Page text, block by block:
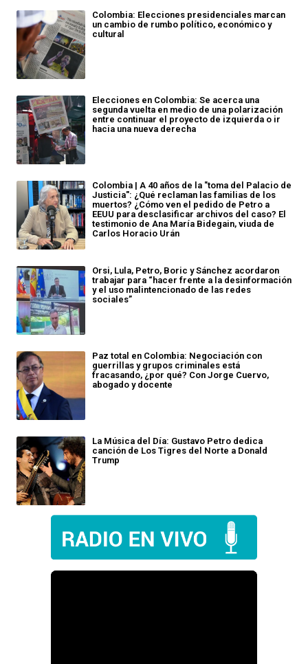
Colombia: Elecciones presidenciales marcan
un cambio de rumbo político, económico y
cultural
Elecciones en Colombia: Se acerca una
segunda vuelta en medio de una polarización
entre continuar el proyecto de izquierda o ir
hacia una nueva derecha
Colombia | A 40 años de la "toma del Palacio de
Justicia": ¿Qué reclaman las familias de los
muertos? ¿Cómo ven el pedido de Petro a
EEUU para desclasificar archivos del caso? El
testimonio de Ana María Bidegain, viuda de
Carlos Horacio Urán
Orsi, Lula, Petro, Boric y Sánchez acordaron
trabajar para “hacer frente a la desinformación
y el uso malintencionado de las redes
sociales”
Paz total en Colombia: Negociación con
guerrillas y grupos criminales está
fracasando, ¿por qué? Con Jorge Cuervo,
abogado y docente
La Música del Día: Gustavo Petro dedica
canción de Los Tigres del Norte a Donald
Trump